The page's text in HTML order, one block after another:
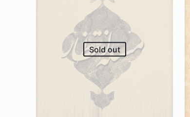
Sold out